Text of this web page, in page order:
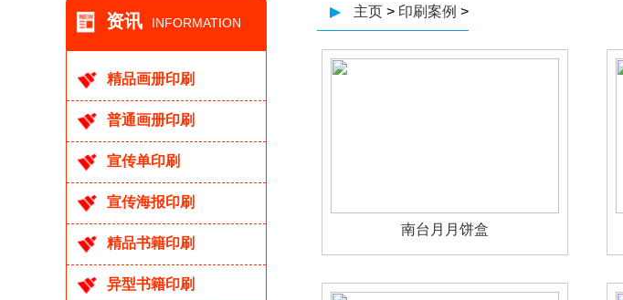
资讯 INFORMATION
精品画册印刷
普通画册印刷
宣传单印刷
宣传海报印刷
精品书籍印刷
异型书籍印刷
▶ 主页 > 印刷案例 >
南台月月饼盒